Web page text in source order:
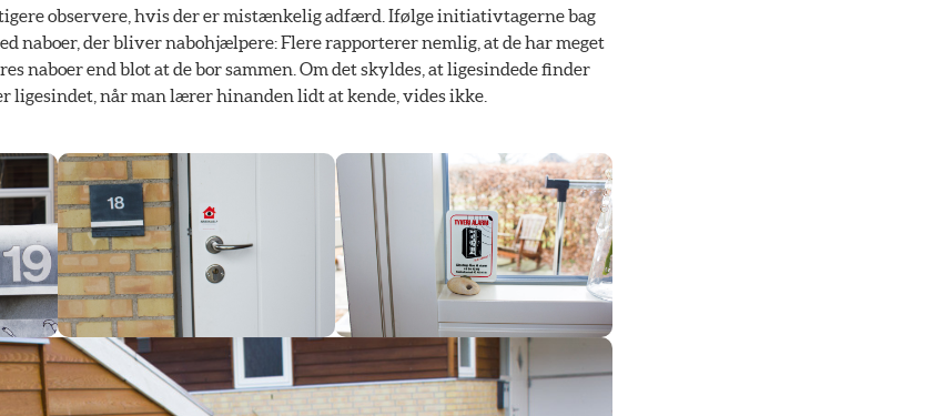
observere, hvis der er mistænkelig adfærd. Ifølge initiativtagerne bag
naboer, der bliver nabohjælpere: Flere rapporterer nemlig, at de har meget
naboer end blot at de bor sammen. Om det skyldes, at ligesindede finder
ligesindet, når man lærer hinanden lidt at kende, vides ikke.